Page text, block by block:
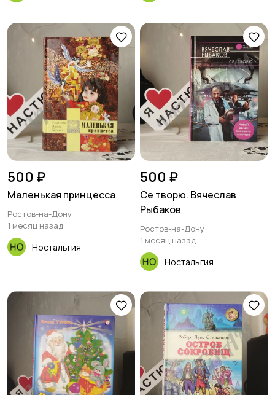
500 ₽
Маленькая принцесса
Ростов-на-Дону
1 месяц назад
Ностальгия
500 ₽
Се творю. Вячеслав
Рыбаков
Ростов-на-Дону
1 месяц назад
Ностальгия